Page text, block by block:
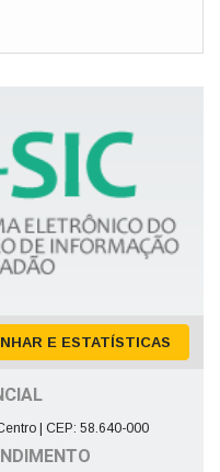
E ESTATÍSTICAS
| CEP: 58.640-000